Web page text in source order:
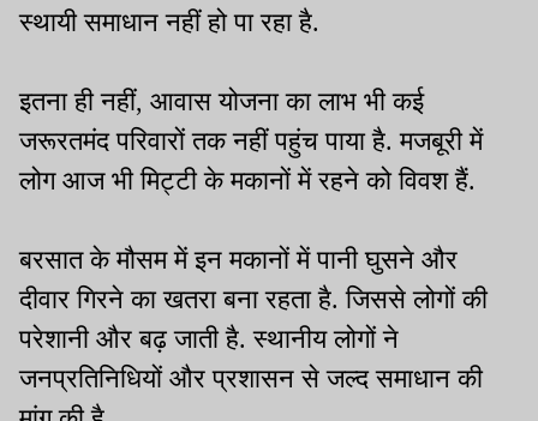
स्थायी समाधान नहीं हो पा रहा है.
इतना ही नहीं, आवास योजना का लाभ भी कई
जरूरतमंद परिवारों तक नहीं पहुंच पाया है. मजबूरी में
लोग आज भी मिट्टी के मकानों में रहने को विवश हैं.
बरसात के मौसम में इन मकानों में पानी घुसने और
दीवार गिरने का खतरा बना रहता है. जिससे लोगों की
परेशानी और बढ़ जाती है. स्थानीय लोगों ने
जनप्रतिनिधियों और प्रशासन से जल्द समाधान की